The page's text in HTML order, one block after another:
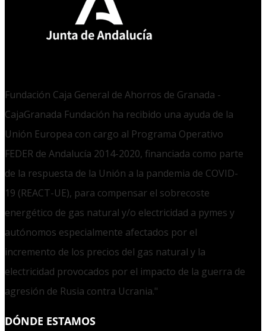
Fundación Caja General de Ahorros de Granada -
CajaGranada Fundación ha recibido una ayuda de la
Unión Europea con cargo al Programa Operativo
FEDER de Andalucía 2014-2020, financiada como parte
de la respuesta de la Unión a la pandemia de COVID-
19 (REACT-UE), para compensar el sobrecoste
energético de gas natural y/o electricidad a pymes y
autónomos especialmente afectados por el
incremento de los precios del gas natural y la
electricidad provocados por el impacto de la guerra de
agresión de Rusia contra Ucrania."
DÓNDE ESTAMOS